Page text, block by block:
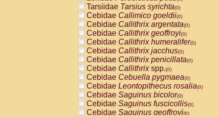
Tarsiidae Tarsius syrichta(0)
Cebidae Callimico goeldii(0)
Cebidae Callithrix argentata(0)
Cebidae Callithrix geoffroyi(0)
Cebidae Callithrix humeralifer(0)
Cebidae Callithrix jacchus(0)
Cebidae Callithrix penicillata(0)
Cebidae Callithrixspp.(0)
Cebidae Cebuella pygmaea(0)
Cebidae Leontopithecus rosalia(0)
Cebidae Saguinus bicolor(0)
Cebidae Saguinus fuscicollis(0)
Cebidae Saguinus geoffroyi(0)